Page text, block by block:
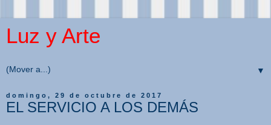
Luz y Arte
▼
domingo, 29 de octubre de 2017
EL SERVICIO A LOS DEMÁS